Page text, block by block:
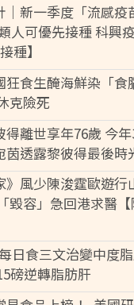
｜新一季度「流感疫
人可優先接種 科興
種】
狂食生醃海鮮染「食
克險死
離世享年76歲 今
茵透露黎彼得最後時
》風少陳浚霆歐遊行
毀容」急回港求醫
日食三文治變中度
磅逆轉脂肪肝